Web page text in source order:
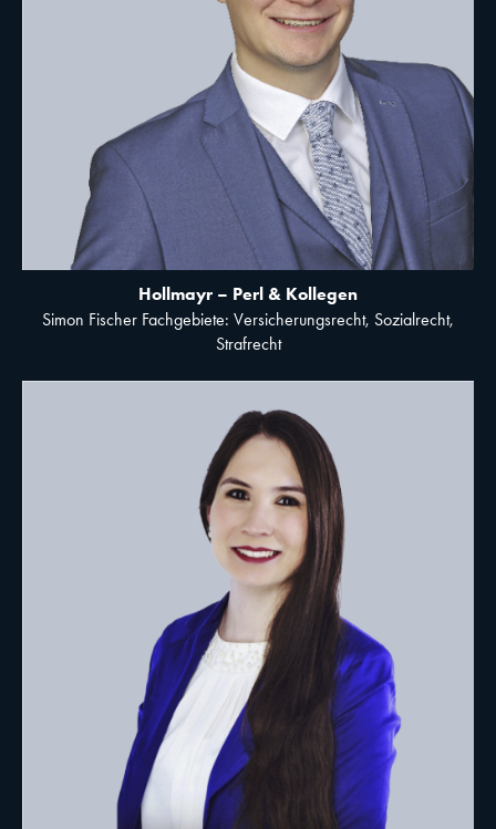
Hollmayr – Perl & Kollegen
Simon Fischer Fachgebiete: Versicherungsrecht, Sozialrecht,
Strafrecht